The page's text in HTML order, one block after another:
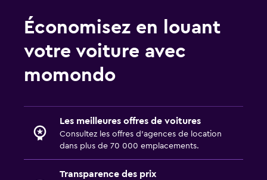
Économisez en louant
votre voiture avec
momondo
Les meilleures offres de voitures
Consultez les offres d’agences de location
dans plus de 70 000 emplacements.
Transparence des prix